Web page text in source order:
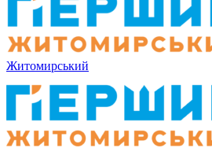
Житомирський